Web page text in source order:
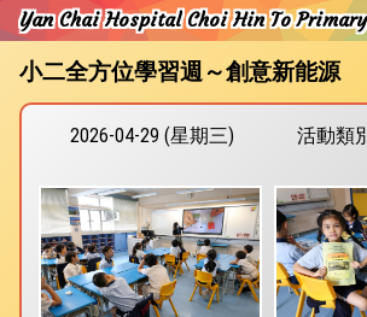
Yan Chai Hospital Choi Hin To
小二全方位學習週～創意新能源
2026-04-29 (星期三) 活動類